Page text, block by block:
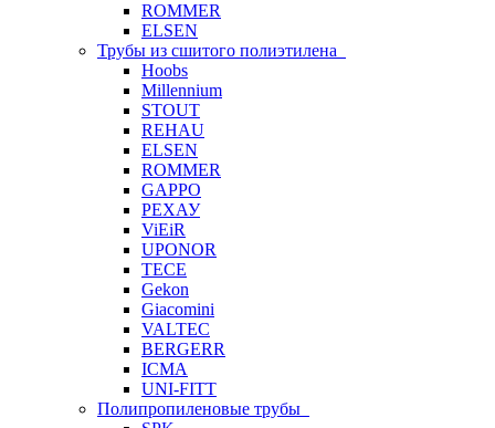
ROMMER
ELSEN
Трубы из сшитого полиэтилена
Hoobs
Millennium
STOUT
REHAU
ELSEN
ROMMER
GAPPO
РЕХАУ
ViEiR
UPONOR
TECE
Gekon
Giacomini
VALTEC
BERGERR
ICMA
UNI-FITT
Полипропиленовые трубы